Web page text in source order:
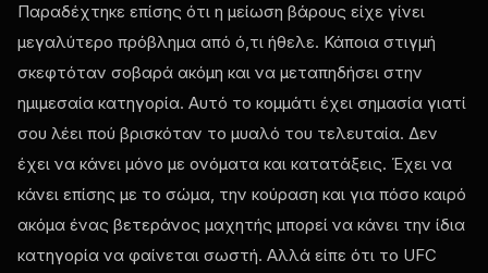
Παραδέχτηκε επίσης ότι η μείωση βάρους είχε γίνει
μεγαλύτερο πρόβλημα από ό,τι ήθελε. Κάποια στιγμή
σκεφτόταν σοβαρά ακόμη και να μεταπηδήσει στην
ημιμεσαία κατηγορία. Αυτό το κομμάτι έχει σημασία γιατί
σου λέει πού βρισκόταν το μυαλό του τελευταία. Δεν
έχει να κάνει μόνο με ονόματα και κατατάξεις. Έχει να
κάνει επίσης με το σώμα, την κούραση και για πόσο καιρό
ακόμα ένας βετεράνος μαχητής μπορεί να κάνει την ίδια
κατηγορία να φαίνεται σωστή. Αλλά είπε ότι το UFC